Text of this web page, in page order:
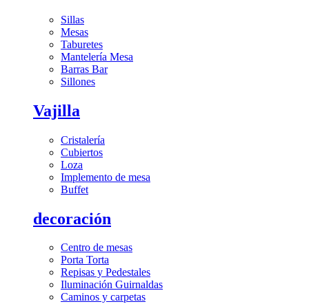
Sillas
Mesas
Taburetes
Mantelería Mesa
Barras Bar
Sillones
Vajilla
Cristalería
Cubiertos
Loza
Implemento de mesa
Buffet
decoración
Centro de mesas
Porta Torta
Repisas y Pedestales
Iluminación Guirnaldas
Caminos y carpetas